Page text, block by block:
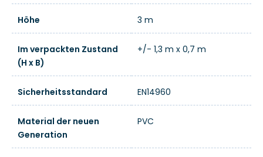
Höhe 3 m
Im verpackten Zustand
(H x B)
+/- 1,3 m x 0,7 m
Sicherheitsstandard EN14960
Material der neuen
Generation
PVC